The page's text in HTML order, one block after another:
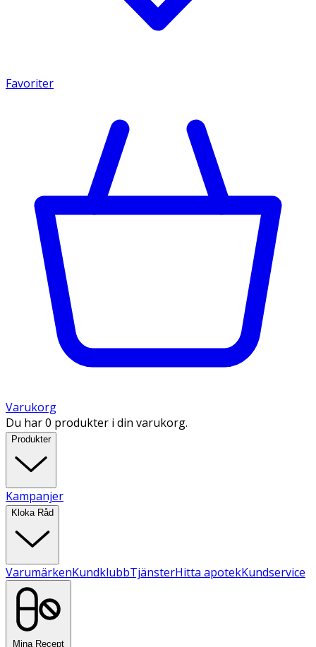
Favoriter
Varukorg
Du har 0 produkter i din varukorg.
Produkter
Kampanjer
Kloka Råd
VarumärkenKundklubbTjänsterHitta apotekKundservice
Mina Recept